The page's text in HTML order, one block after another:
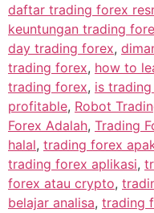
daftar trading forex
keuntungan trading
day trading forex,
trading forex, how to
trading forex, is
profitable, Robot
Forex Adalah, Trading
halal, trading forex
trading forex aplikasi,
forex atau crypto,
belajar analisa, trading